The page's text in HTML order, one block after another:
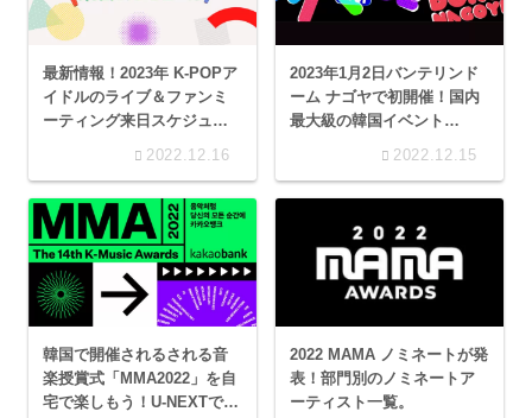
最新情報！2023年 K-POPア
イドルのライブ＆ファンミ
ーティング来日スケジュー
2022.12.16
2023年1月2日バンテリンド
ーム ナゴヤで初開催！国内
最大級の韓国イベント
「KROSS vol.1-kpop
2022.12.15
韓国で開催されるされる音
楽授賞式「MMA2022」を自
宅で楽しもう！U-NEXTで韓
2022 MAMA ノミネートが発
表！部門別のノミネートア
ーティスト一覧。